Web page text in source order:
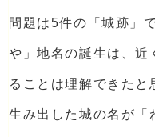
問題は5件の「城跡」
や」地名の誕生は、近
ることは理解できたと
生み出した城の名が「